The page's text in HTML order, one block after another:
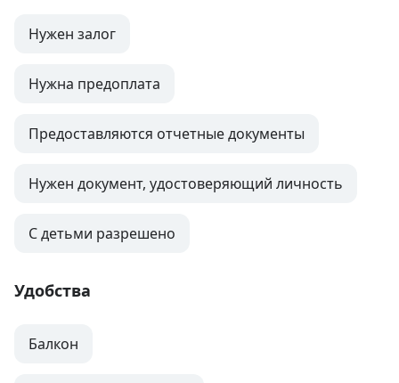
Нужен залог
Нужна предоплата
Предоставляются отчетные документы
Нужен документ, удостоверяющий личность
С детьми разрешено
Удобства
Балкон